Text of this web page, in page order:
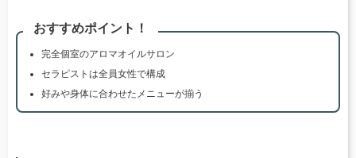
おすすめポイント！
完全個室のアロマオイルサロン
セラピストは全員女性で構成
好みや身体に合わせたメニューが揃う